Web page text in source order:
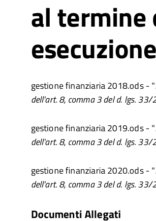
al termine
esecuzione
gestione finanziaria 2018.ods - "
dell'art. 8, comma 3 del d. lgs.
gestione finanziaria 2019.ods - "
dell'art. 8, comma 3 del d. lgs.
gestione finanziaria 2020.ods - "
dell'art. 8, comma 3 del d. lgs.
Documenti Allegati